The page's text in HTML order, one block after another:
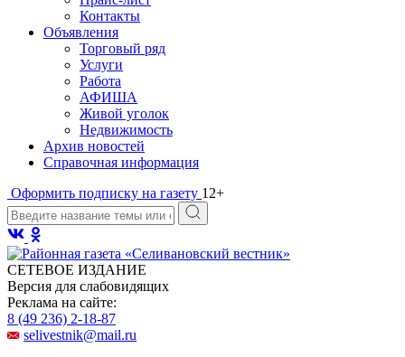
Контакты
Объявления
Торговый ряд
Услуги
Работа
АФИША
Живой уголок
Недвижимость
Архив новостей
Справочная информация
Оформить подписку на газету 12+
СЕТЕВОЕ ИЗДАНИЕ
Версия для слабовидящих
Реклама на сайте:
8 (49 236) 2-18-87
selivestnik@mail.ru